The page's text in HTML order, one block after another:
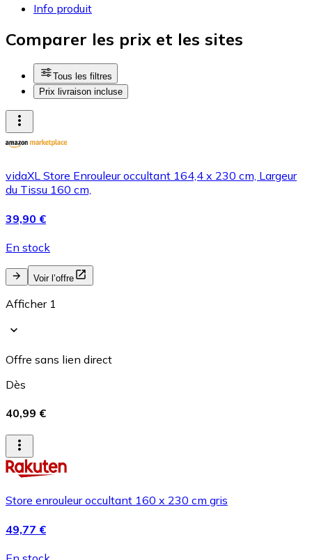
Info produit
Comparer les prix et les sites
Tous les filtres
Prix livraison incluse
vidaXL Store Enrouleur occultant 164,4 x 230 cm, Largeur
du Tissu 160 cm,
39,90 €
En stock
Voir l’offre
Afficher 1
Offre sans lien direct
Dès
40,99 €
Store enrouleur occultant 160 x 230 cm gris
49,77 €